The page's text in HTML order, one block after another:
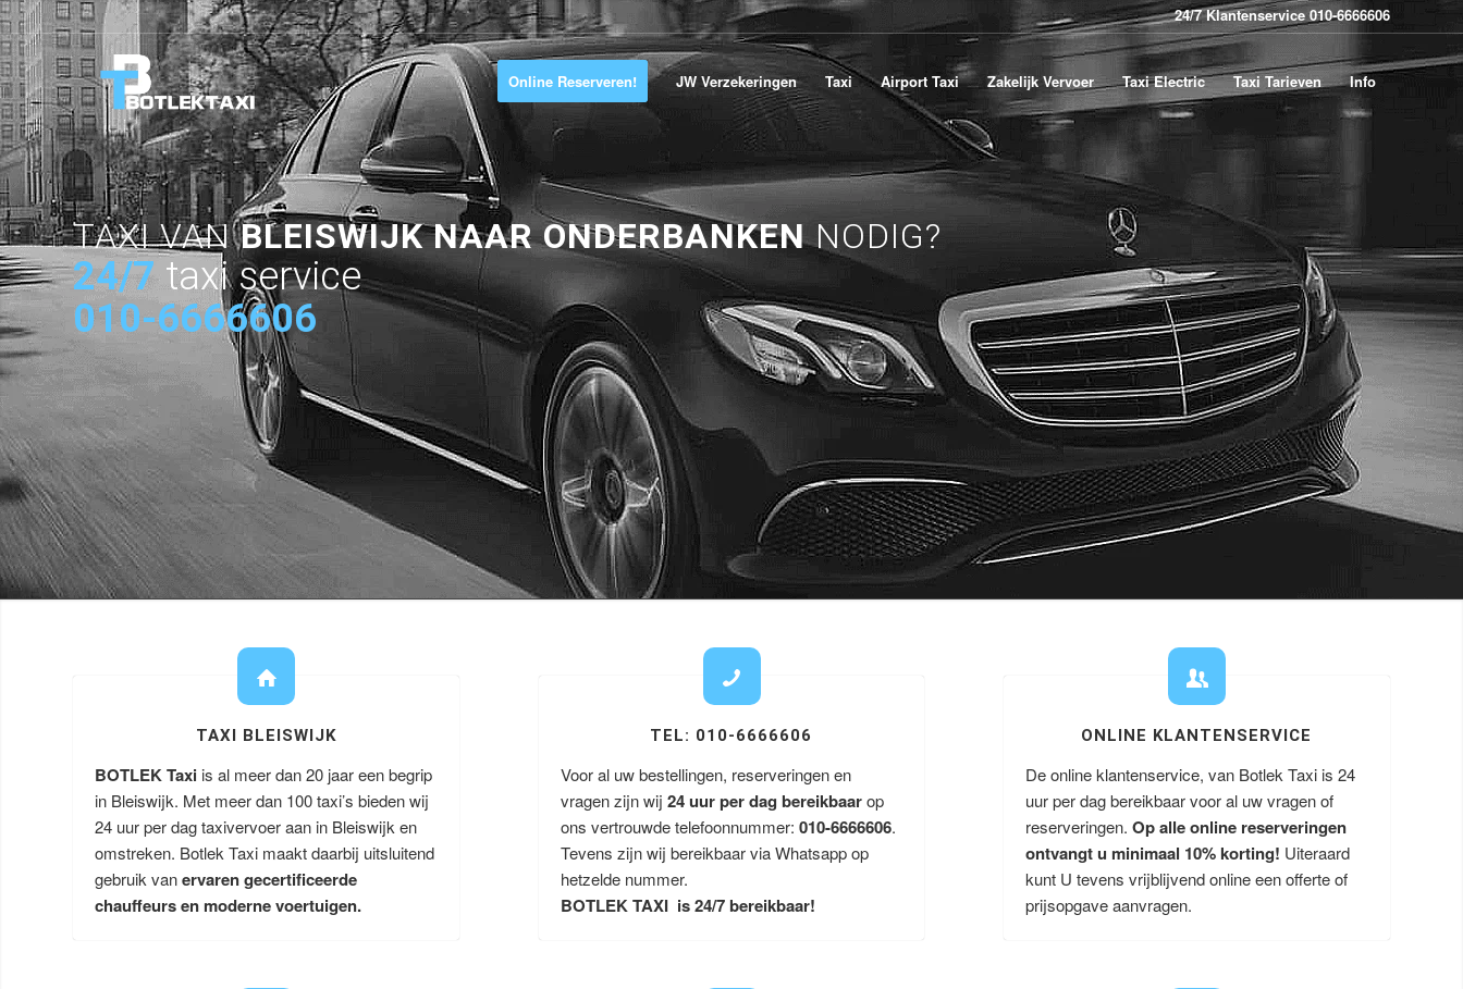
24/7 Klantenservice 010-6666606
Online Reserveren! JW Verzekeringen Taxi Airport Taxi Zakelijk Vervoer Taxi Electric Taxi Tarieven Info
TAXI VANBLEISWIJK NAAR ONDERBANKENNODIG?
24/7 taxi service
010-6666606
TAXI BLEISWIJK
BOTLEK Taxi is al meer dan 20 jaar een begrip
in Bleiswijk. Met meer dan 100 taxi’s bieden wij
24 uur per dag taxivervoer aan in Bleiswijk en
omstreken. Botlek Taxi maakt daarbij uitsluitend
gebruik vanervaren gecertificeerde
chauffeurs en moderne voertuigen.
TEL: 010-6666606
Voor al uw bestellingen, reserveringen en
vragen zijn wij 24 uur per dag bereikbaarop
ons vertrouwde telefoonnummer: 010-6666606.
Tevens zijn wij bereikbaar via Whatsapp op
hetzelde nummer.
BOTLEK TAXI is 24/7 bereikbaar!
ONLINE KLANTENSERVICE
De online klantenservice, van Botlek Taxi is 24
uur per dag bereikbaar voor al uw vragen of
reserveringen.Op alle online reserveringen
ontvangt u minimaal 10% korting! Uiteraard
kunt U tevens vrijblijvend online een offerte of
prijsopgave aanvragen.